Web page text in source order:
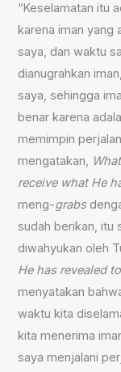
“Keselamatan itu
karena iman yang
saya, dan waktu
dianugrahkan
saya, sehingga
benar karena
memimpin
mengatakan,
receive what He
meng-grabs
sudah berikan, itu
diwahyukan oleh
He has revealed
menyatakan
waktu kita
kita menerima
saya menjalani